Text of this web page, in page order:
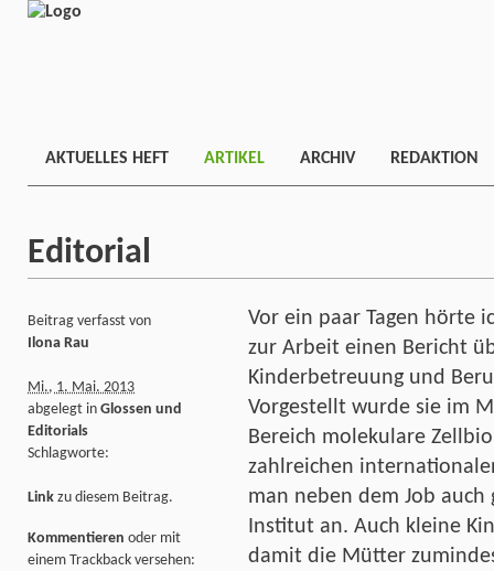
AKTUELLES HEFT ARTIKEL ARCHIV REDAKTION
Editorial
Vor ein paar Tagen hörte
zur Arbeit einen Bericht
Kinderbetreuung und
Vorgestellt wurde sie im
Bereich molekulare
zahlreichen
man neben dem Job
Institut an. Auch kleine
damit die Mütter
Beitrag verfasst von
Ilona Rau
Mi., 1. Mai. 2013
abgelegt in Glossen und
Editorials
Schlagworte:
Link zu diesem Beitrag.
Kommentieren oder mit
einem Trackback versehen: